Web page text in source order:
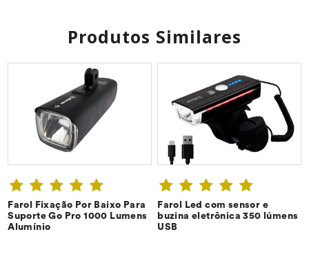
Produtos Similares
CONFIRA ➔
Farol Fixação Por Baixo Para
Suporte Go Pro 1000 Lumens
Alumínio
CONFIRA ➔
Farol Led com sensor e
buzina eletrônica 350 lúmens
USB